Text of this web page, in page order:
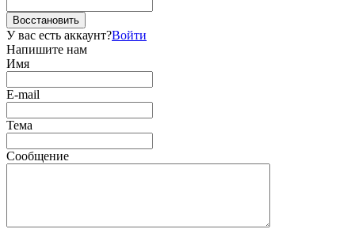
Восстановить
У вас есть аккаунт?Войти
Напишите нам
Имя
E-mail
Тема
Сообщение